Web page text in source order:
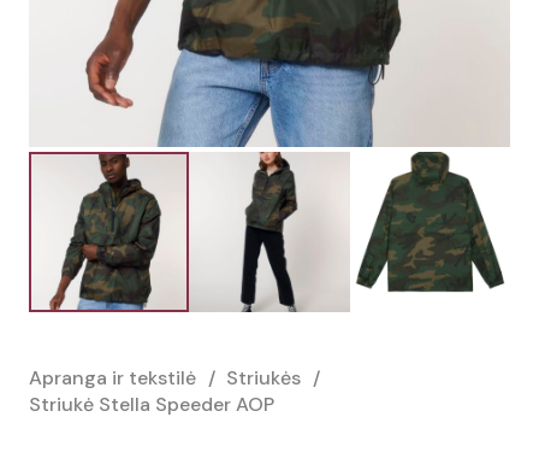
Apranga ir tekstilė / Striukės /
Striukė Stella Speeder AOP